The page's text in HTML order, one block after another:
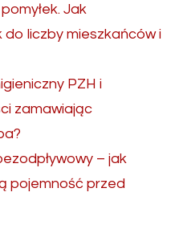
Jak
liczby mieszkańców i
PZH i
zamawiając
– jak
pojemność przed